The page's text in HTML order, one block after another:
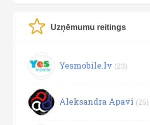
Uzņēmumu reitings
Yesmobile.lv (23)
Aleksandra Apavi (25)